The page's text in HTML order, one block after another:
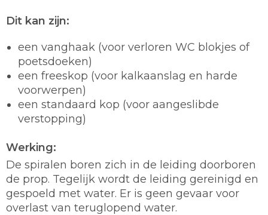
Dit kan zijn:
een vanghaak (voor verloren WC blokjes of
poetsdoeken)
een freeskop (voor kalkaanslag en harde
voorwerpen)
een standaard kop (voor aangeslibde
verstopping)
Werking:
De spiralen boren zich in de leiding doorboren
de prop. Tegelijk wordt de leiding gereinigd en
gespoeld met water. Er is geen gevaar voor
overlast van teruglopend water.